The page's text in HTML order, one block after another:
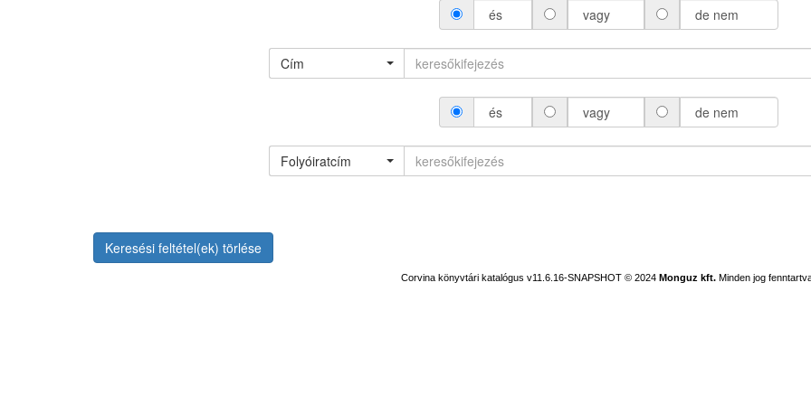
és vagy de nem
Cím
és vagy de nem
Folyóiratcím
Keresési feltétel(ek) törlése
Corvina könyvtári katalógus v11.6.16-SNAPSHOT © 2024 Monguz kft. Minden jog